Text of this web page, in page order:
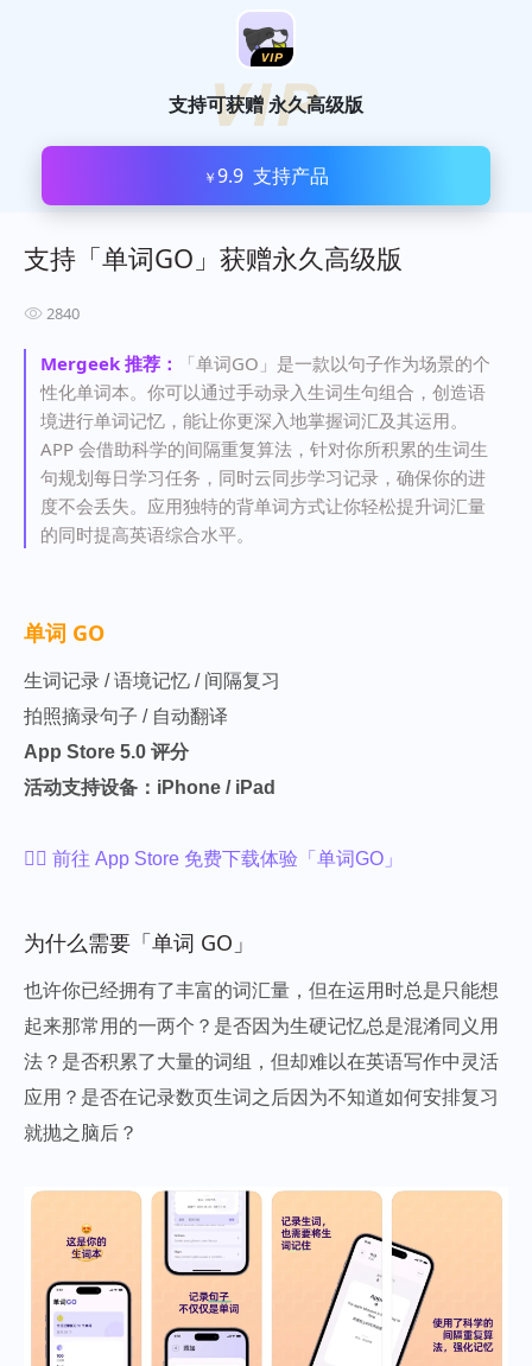
支持可获赠永久高级版
￥9.9 支持产品
支持「单词GO」获赠永久高级版
2840
Mergeek 推荐：
「单词GO」是一款以句子作为场景的个
性化单词本。你可以通过手动录入生词生句组合，创造语
境进行单词记忆，能让你更深入地掌握词汇及其运用。
APP 会借助科学的间隔重复算法，针对你所积累的生词生
句规划每日学习任务，同时云同步学习记录，确保你的进
度不会丢失。应用独特的背单词方式让你轻松提升词汇量
的同时提高英语综合水平。
单词 GO
生词记录 / 语境记忆 / 间隔复习
拍照摘录句子 / 自动翻译
App Store 5.0 评分
活动支持设备：iPhone / iPad
👉🏻 前往 App Store 免费下载体验「单词GO」
为什么需要「单词 GO」
也许你已经拥有了丰富的词汇量，但在运用时总是只能想
起来那常用的一两个？是否因为生硬记忆总是混淆同义用
法？是否积累了大量的词组，但却难以在英语写作中灵活
应用？是否在记录数页生词之后因为不知道如何安排复习
就抛之脑后？